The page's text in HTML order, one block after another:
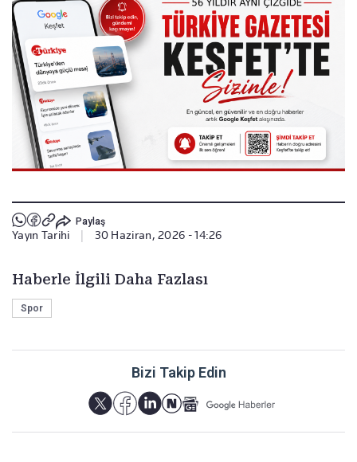
Paylaş
Yayın Tarihi 30 Haziran, 2026 - 14:26
Haberle İlgili Daha Fazlası
Spor
Bizi Takip Edin